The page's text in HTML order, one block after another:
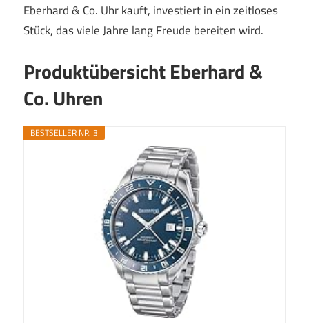
Eberhard & Co. Uhr kauft, investiert in ein zeitloses
Stück, das viele Jahre lang Freude bereiten wird.
Produktübersicht Eberhard &
Co. Uhren
BESTSELLER NR. 3